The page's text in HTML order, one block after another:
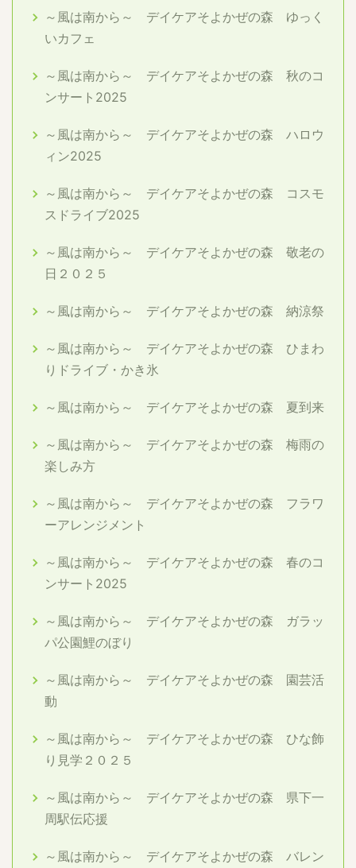
～風は南から～ デイケアそよかぜの森 ゆっく
いカフェ
～風は南から～ デイケアそよかぜの森 秋のコ
ンサート2025
～風は南から～ デイケアそよかぜの森 ハロウ
ィン2025
～風は南から～ デイケアそよかぜの森 コスモ
スドライブ2025
～風は南から～ デイケアそよかぜの森 敬老の
日２０２５
～風は南から～ デイケアそよかぜの森 納涼祭
～風は南から～ デイケアそよかぜの森 ひまわ
りドライブ・かき氷
～風は南から～ デイケアそよかぜの森 夏到来
～風は南から～ デイケアそよかぜの森 梅雨の
楽しみ方
～風は南から～ デイケアそよかぜの森 フラワ
ーアレンジメント
～風は南から～ デイケアそよかぜの森 春のコ
ンサート2025
～風は南から～ デイケアそよかぜの森 ガラッ
パ公園鯉のぼり
～風は南から～ デイケアそよかぜの森 園芸活
動
～風は南から～ デイケアそよかぜの森 ひな飾
り見学２０２５
～風は南から～ デイケアそよかぜの森 県下一
周駅伝応援
～風は南から～ デイケアそよかぜの森 バレン